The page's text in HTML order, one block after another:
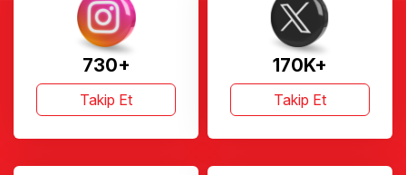
730+
Takip Et
170K+
Takip Et